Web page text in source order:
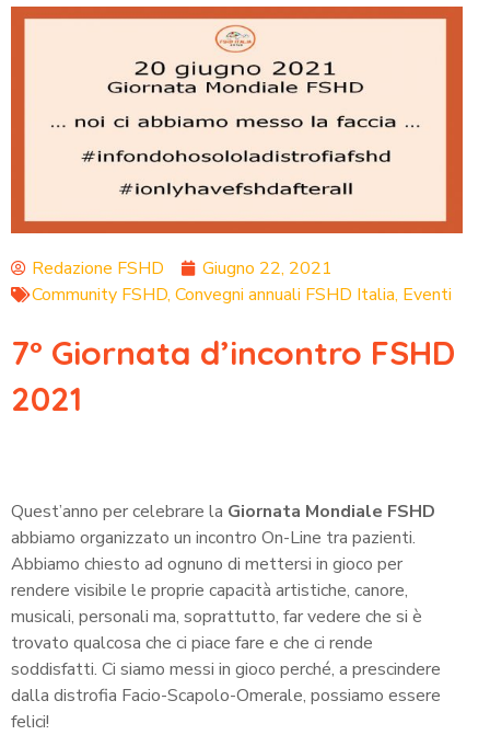
Redazione FSHD
Giugno 22, 2021
Community FSHD, Convegni annuali FSHD Italia, Eventi
7° Giornata d’incontro FSHD
2021
Quest’anno per celebrare la Giornata Mondiale FSHD
abbiamo organizzato un incontro On-Line tra pazienti.
Abbiamo chiesto ad ognuno di mettersi in gioco per
rendere visibile le proprie capacità artistiche, canore,
musicali, personali ma, soprattutto, far vedere che si è
trovato qualcosa che ci piace fare e che ci rende
soddisfatti. Ci siamo messi in gioco perché, a prescindere
dalla distrofia Facio-Scapolo-Omerale, possiamo essere
felici!